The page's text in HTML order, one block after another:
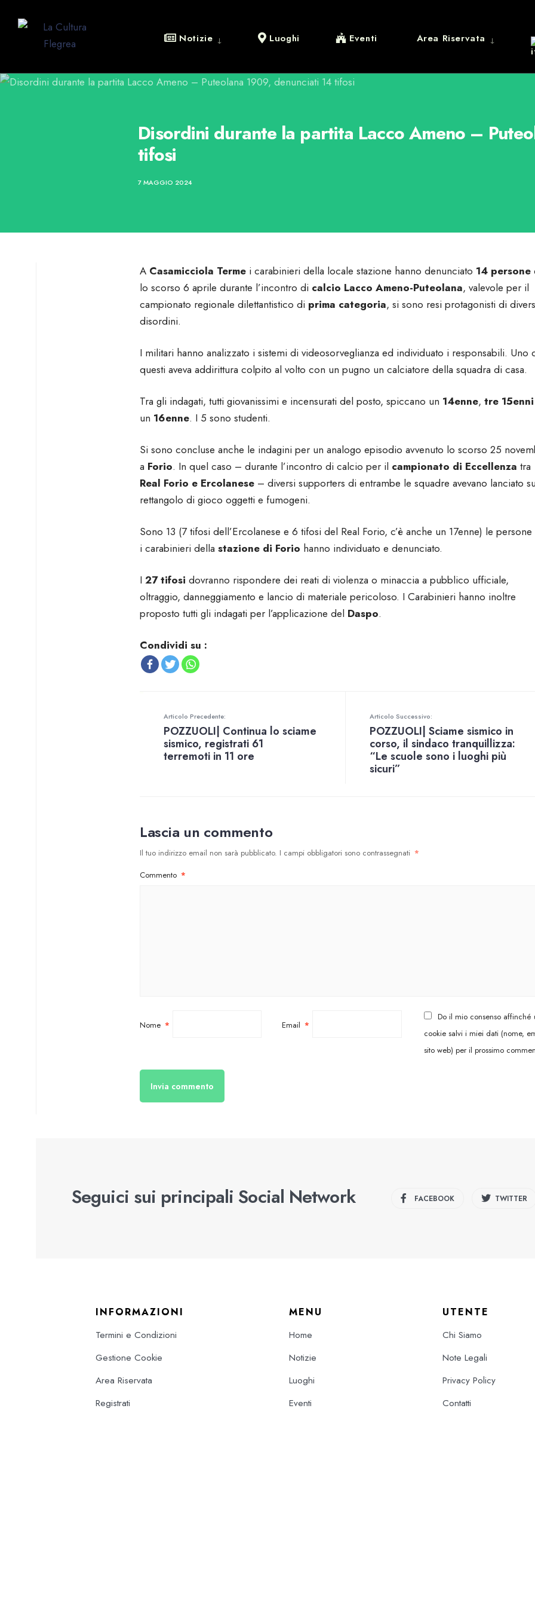
Notizie Luoghi Eventi Area Riservata
Disordini durante la partita Lacco Ameno –
tifosi
7 MAGGIO 2024
A Casamicciola Terme i carabinieri della locale stazione hanno denunciato 14 persone
lo scorso 6 aprile durante l’incontro di calcio Lacco Ameno-Puteolana, valevole per il
campionato regionale dilettantistico di prima categoria, si sono resi protagonisti di
disordini.
I militari hanno analizzato i sistemi di videosorveglianza ed individuato i responsabili. Uno
questi aveva addirittura colpito al volto con un pugno un calciatore della squadra di casa.
Tra gli indagati, tutti giovanissimi e incensurati del posto, spiccano un 14enne, tre 15enni
un 16enne. I 5 sono studenti.
Si sono concluse anche le indagini per un analogo episodio avvenuto lo scorso 25
a Forio. In quel caso – durante l’incontro di calcio per il campionato di Eccellenza tra
Real Forio e Ercolanese– diversi supporters di entrambe le squadre avevano lanciato
rettangolo di gioco oggetti e fumogeni.
Sono 13 (7 tifosi dell’Ercolanese e 6 tifosi del Real Forio, c’è anche un 17enne) le persone
i carabinieri della stazione di Forio hanno individuato e denunciato.
I 27 tifosi dovranno rispondere dei reati di violenza o minaccia a pubblico ufficiale,
oltraggio, danneggiamento e lancio di materiale pericoloso. I Carabinieri hanno inoltre
proposto tutti gli indagati per l’applicazione del Daspo.
Condividi su :
Articolo Precedente:
POZZUOLI| Continua lo sciame
sismico, registrati 61
terremoti in 11 ore
Articolo Successivo:
POZZUOLI| Sciame sismico in
corso, il sindaco tranquillizza:
“Le scuole sono i luoghi più
sicuri”
Lascia un commento
Il tuo indirizzo email non sarà pubblicato. I campi obbligatori sono contrassegnati *
Commento *
Nome * Email *
Do il mio consenso affinché
cookie salvi i miei dati (nome,
sito web) per il prossimo
Seguici sui principali Social Network FACEBOOK TWITTER
INFORMAZIONI
Termini e Condizioni
Gestione Cookie
Area Riservata
Registrati
MENU
Home
Notizie
Luoghi
Eventi
UTENTE
Chi Siamo
Note Legali
Privacy Policy
Contatti